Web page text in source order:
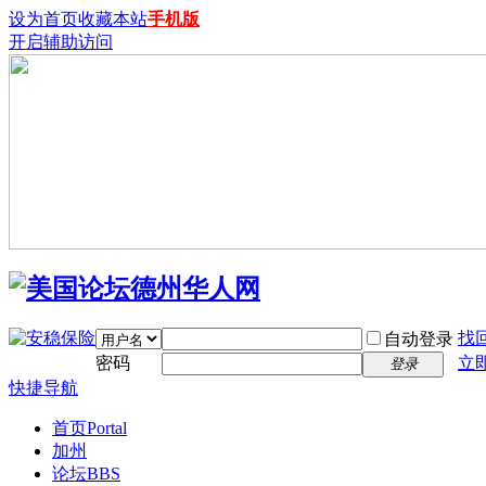
设为首页收藏本站手机版
开启辅助访问
自动登录 找
密码
登录
立
快捷导航
首页Portal
加州
论坛BBS